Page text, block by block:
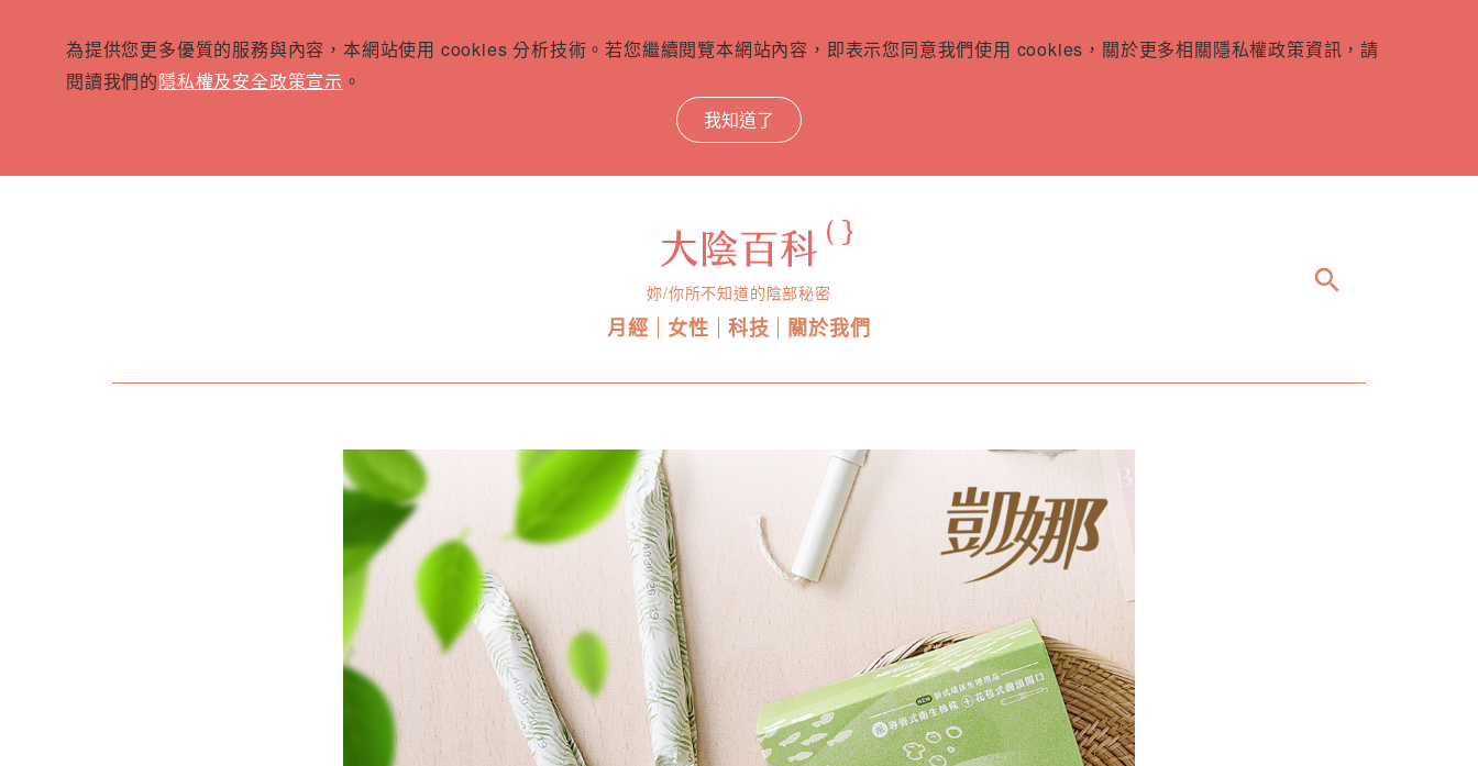
為提供您更多優質的服務與內容，本網站使用 cookies 分析技術。若您繼續閱覽本網站內容，即表示您同意我們使用 cookies，關於更多相關隱私權政策資訊，請
閱讀我們的隱私權及安全政策宣示 。
我知道了
妳/你所不知道的陰部秘密
月經 女性 科技 關於我們
search